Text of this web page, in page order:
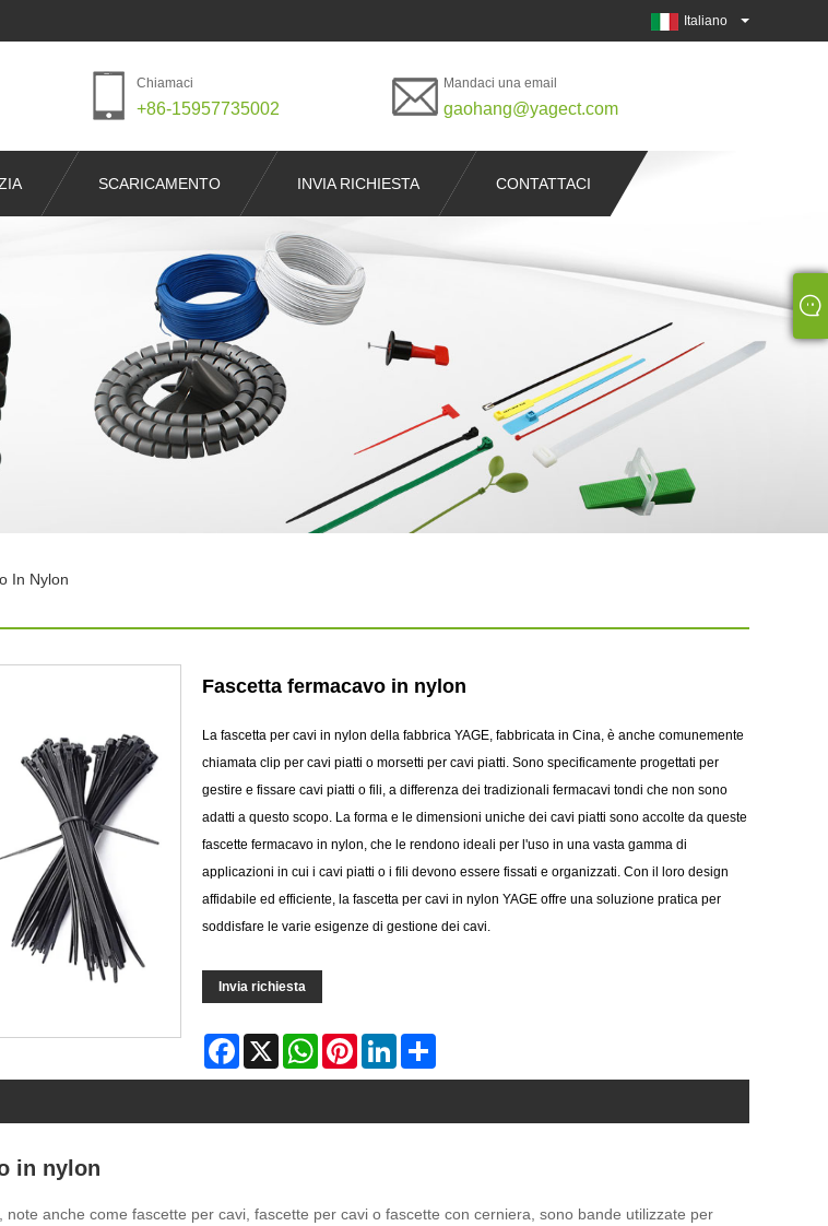
Italiano
Chiamaci
+86-15957735002
Mandaci una email
gaohang@yagect.com
SCARICAMENTO INVIA RICHIESTA CONTATTACI
In Nylon
Fascetta fermacavo in nylon
La fascetta per cavi in ​​nylon della fabbrica YAGE, fabbricata in Cina, è anche comunemente
chiamata clip per cavi piatti o morsetti per cavi piatti. Sono specificamente progettati per
gestire e fissare cavi piatti o fili, a differenza dei tradizionali fermacavi tondi che non sono
adatti a questo scopo. La forma e le dimensioni uniche dei cavi piatti sono accolte da queste
fascette fermacavo in nylon, che le rendono ideali per l'uso in una vasta gamma di
applicazioni in cui i cavi piatti o i fili devono essere fissati e organizzati. Con il loro design
affidabile ed efficiente, la fascetta per cavi in ​​nylon YAGE offre una soluzione pratica per
soddisfare le varie esigenze di gestione dei cavi.
Invia richiesta
Facebook WhatsAppPinterestLinkedIn
in nylon
note anche come fascette per cavi, fascette per cavi o fascette con cerniera, sono bande utilizzate per